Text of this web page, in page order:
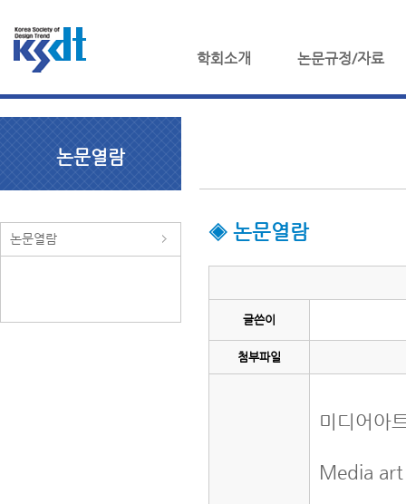
학회소개 논문규정/자료
논문열람
논문열람 ◈ 논문열람
글쓴이
첨부파일
미디어아
Media